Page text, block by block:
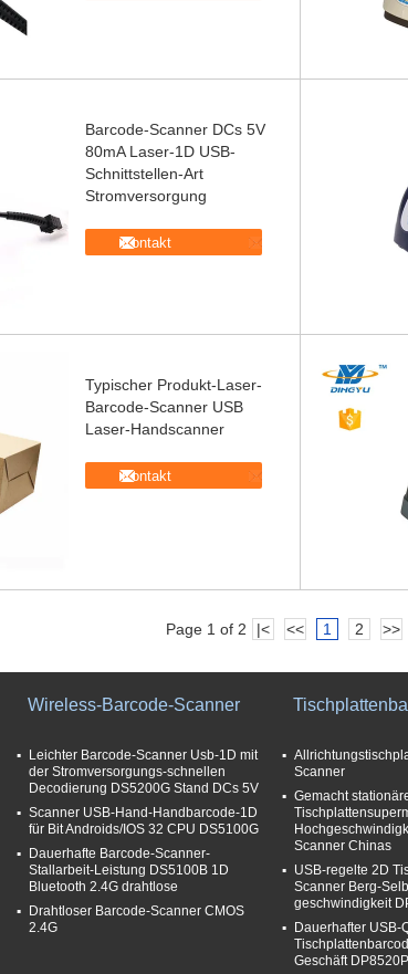
Barcode-Scanner DCs 5V
80mA Laser-1D USB-
Schnittstellen-Art
Stromversorgung
Kontakt
Typischer Produkt-Laser-
Barcode-Scanner USB
Laser-Handscanner
Kontakt
Page 1 of 2 |< << 1 2 >>
Wireless-Barcode-Scanner
Leichter Barcode-Scanner Usb-1D mit
der Stromversorgungs-schnellen
Decodierung DS5200G Stand DCs 5V
Scanner USB-Hand-Handbarcode-1D
für Bit Androids/IOS 32 CPU DS5100G
Dauerhafte Barcode-Scanner-
Stallarbeit-Leistung DS5100B 1D
Bluetooth 2.4G drahtlose
Drahtloser Barcode-Scanner CMOS
2.4G
Scanner
Gemacht
Scanner Chinas
USB-regelte 2D
Scanner Berg-
geschwindigkeit
Dauerhafter USB-
Geschäft